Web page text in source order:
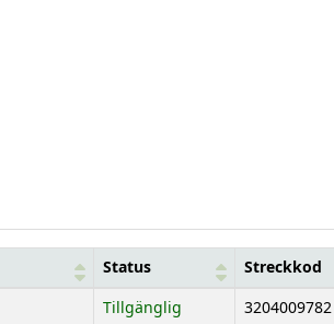
Status Streckkod
Tillgänglig 3204009782